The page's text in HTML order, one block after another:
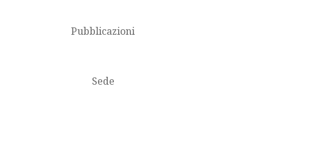
Pubblicazioni
Sede